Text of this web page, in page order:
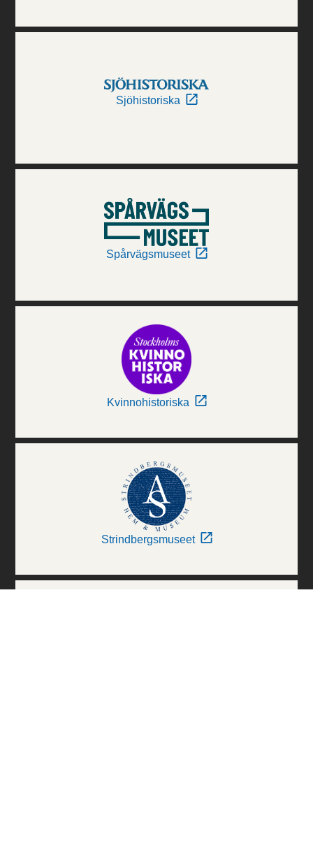
Sjöhistoriska
Spårvägsmuseet
Kvinnohistoriska
Strindbergsmuseet